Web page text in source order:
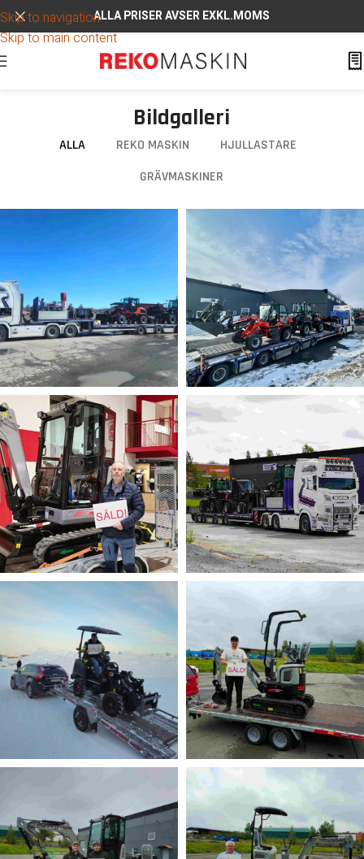
Skip to navigation
Skip to main content
ALLA PRISER AVSER EXKL.MOMS
Bildgalleri
ALLA REKO MASKIN
HJULLASTARE
GRÄVMASKINER